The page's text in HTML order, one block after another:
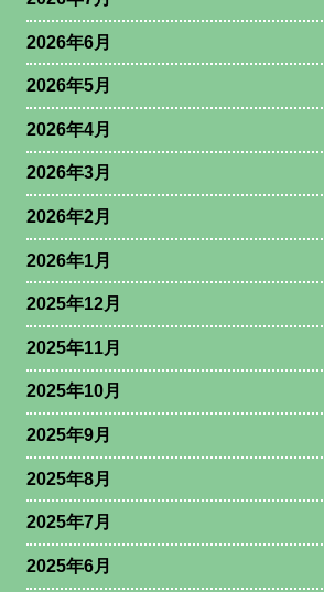
2026年6月
2026年5月
2026年4月
2026年3月
2026年2月
2026年1月
2025年12月
2025年11月
2025年10月
2025年9月
2025年8月
2025年7月
2025年6月